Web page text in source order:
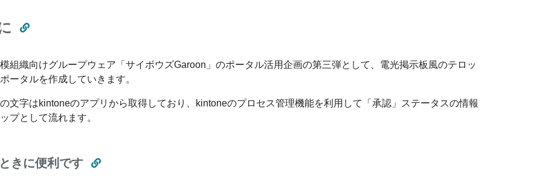
組織向けグループウェア「サイボウズGaroon」のポータル活用企画の第三弾として、電光掲示板風のテロッ
ータルを作成していきます。
文字はkintoneのアプリから取得しており、kintoneのプロセス管理機能を利用して「承認」ステータスの情報
プとして流れます。
きに便利です